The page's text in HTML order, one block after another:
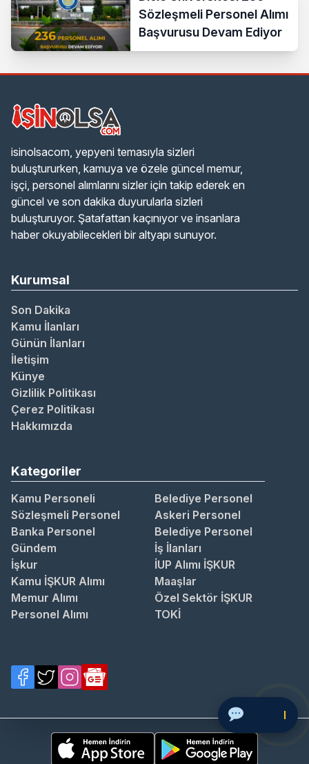
Sözleşmeli Personel Alımı
Başvurusu Devam Ediyor
isinolsacom, yepyeni temasıyla sizleri
buluştururken, kamuya ve özele güncel memur,
işçi, personel alımlarını sizler için takip ederek en
güncel ve son dakika duyurularla sizleri
buluşturuyor. Şatafattan kaçınıyor ve insanlara
haber okuyabilecekleri bir altyapı sunuyor.
Kurumsal
Son Dakika
Kamu İlanları
Günün İlanları
İletişim
Künye
Gizlilik Politikası
Çerez Politikası
Hakkımızda
Kategoriler
Kamu Personeli
Belediye Personel
Sözleşmeli Personel
Askeri Personel
Banka Personel
Belediye Personel
Gündem
İş İlanları
İşkur
İUP Alımı İŞKUR
Kamu İŞKUR Alımı
Maaşlar
Memur Alımı
Özel Sektör İŞKUR
Personel Alımı
TOKİ